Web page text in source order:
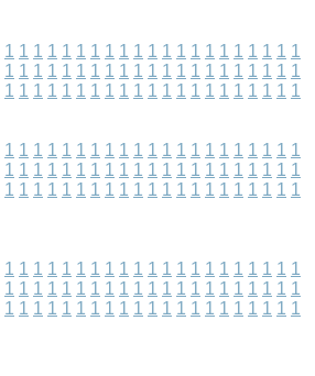
1 1 1 1 1 1 1 1 1 1 1 1 1 1 1 1 1 1 1 1 1
1 1 1 1 1 1 1 1 1 1 1 1 1 1 1 1 1 1 1 1 1
1 1 1 1 1 1 1 1 1 1 1 1 1 1 1 1 1 1 1 1 1
1 1 1 1 1 1 1 1 1 1 1 1 1 1 1 1 1 1 1 1 1
1 1 1 1 1 1 1 1 1 1 1 1 1 1 1 1 1 1 1 1 1
1 1 1 1 1 1 1 1 1 1 1 1 1 1 1 1 1 1 1 1 1
1 1 1 1 1 1 1 1 1 1 1 1 1 1 1 1 1 1 1 1 1
1 1 1 1 1 1 1 1 1 1 1 1 1 1 1 1 1 1 1 1 1
1 1 1 1 1 1 1 1 1 1 1 1 1 1 1 1 1 1 1 1 1